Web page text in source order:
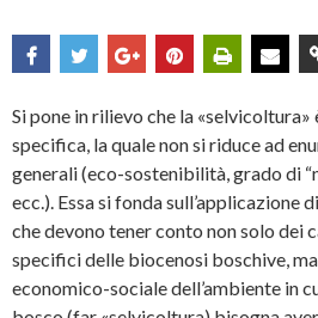
Si pone in rilievo che la
specifica, la quale non si riduce ad
generali (eco-sostenibilità, grado di
ecc.). Essa si fonda sull’applicazione
che devono tener conto non solo dei
specifici delle biocenosi boschive,
economico-sociale dell’ambiente in